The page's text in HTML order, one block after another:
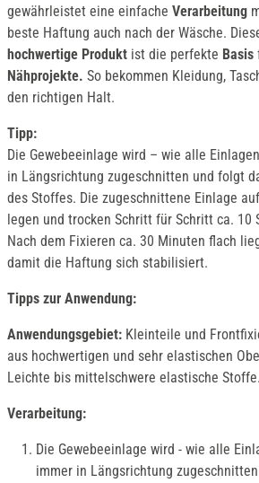
gewährleistet eine einfache Verarbeitung
beste Haftung auch nach der Wäsche.
hochwertige Produkt ist die perfekte Basis
Nähprojekte. So bekommen Kleidung,
den richtigen Halt.
Tipp:
Die Gewebeeinlage wird – wie alle
in Längsrichtung zugeschnitten und folgt
des Stoffes. Die zugeschnittene Einlage
legen und trocken Schritt für Schritt ca. 10
Nach dem Fixieren ca. 30 Minuten flach
damit die Haftung sich stabilisiert.
Tipps zur Anwendung:
Anwendungsgebiet: Kleinteile und
aus hochwertigen und sehr elastischen
Leichte bis mittelschwere elastische Stoffe.
Verarbeitung:
Die Gewebeeinlage wird - wie alle
immer in Längsrichtung